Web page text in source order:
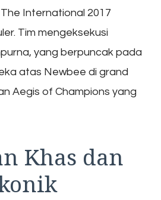
International 2017
Tim mengeksekusi
yang berpuncak pada
atas Newbee di grand
Aegis of Champions yang
Khas dan